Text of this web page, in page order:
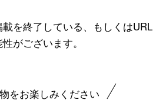
を終了している、もしくはURL
がございます。
をお楽しみください
ホワイトデー